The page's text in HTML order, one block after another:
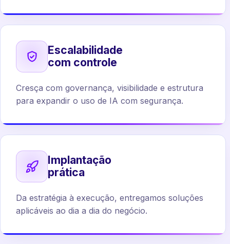
Escalabilidade
com controle
Cresça com governança, visibilidade e estrutura
para expandir o uso de IA com segurança.
Implantação
prática
Da estratégia à execução, entregamos soluções
aplicáveis ao dia a dia do negócio.